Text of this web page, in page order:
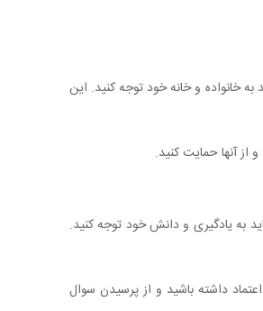
خانواده و خانه خود توجه کنید. این
از آنها حمایت کنید.
به یادگیری و دانش خود توجه کنید.
داشته باشید و از پرسیدن سوال